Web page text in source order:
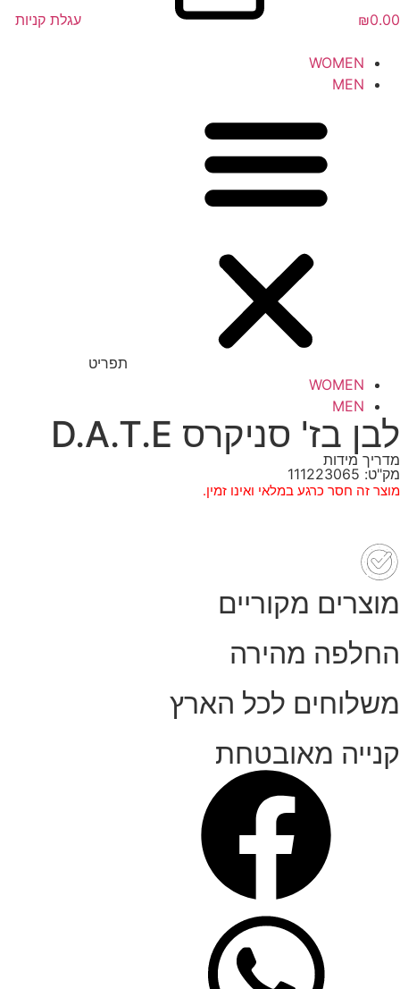
₪0.00 עגלת קניות
WOMEN
MEN
תפריט
WOMEN
MEN
לבן בז' סניקרס D.A.T.E
מדריך מידות
מק"ט: 111223065
מוצר זה חסר כרגע במלאי ואינו זמין.
מוצרים מקוריים
החלפה מהירה
משלוחים לכל הארץ
קנייה מאובטחת